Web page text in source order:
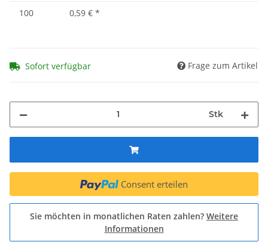
100
0,59 € *
Sofort verfügbar Frage zum Artikel
Stk
Consent erteilen
Sie möchten in monatlichen Raten zahlen? Weitere
Informationen